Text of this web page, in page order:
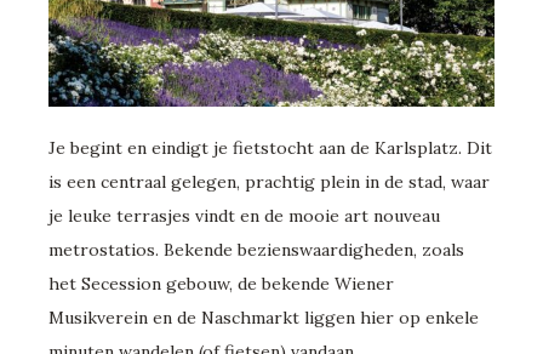
Je begint en eindigt je fietstocht aan de Karlsplatz. Dit
is een centraal gelegen, prachtig plein in de stad, waar
je leuke terrasjes vindt en de mooie art nouveau
metrostatios. Bekende bezienswaardigheden, zoals
het Secession gebouw, de bekende Wiener
Musikverein en de Naschmarkt liggen hier op enkele